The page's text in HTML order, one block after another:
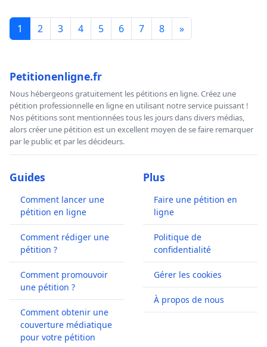
1 2 3 4 5 6 7 8 »
Petitionenligne.fr
Nous hébergeons gratuitement les pétitions en ligne. Créez une
pétition professionnelle en ligne en utilisant notre service puissant !
Nos pétitions sont mentionnées tous les jours dans divers médias,
alors créer une pétition est un excellent moyen de se faire remarquer
par le public et par les décideurs.
Guides
Comment lancer une
pétition en ligne
Comment rédiger une
pétition ?
Comment promouvoir
une pétition ?
Comment obtenir une
couverture médiatique
pour votre pétition
Plus
Faire une pétition en
ligne
Politique de
confidentialité
Gérer les cookies
À propos de nous